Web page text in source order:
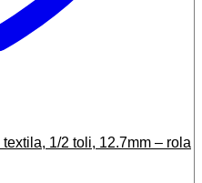
1/2 toli, 12.7mm – rola